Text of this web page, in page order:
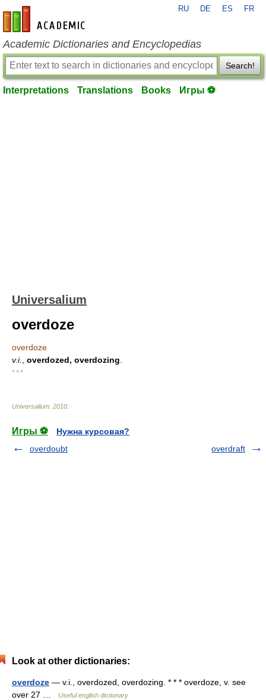
en-academic.com
RU DE ES FR
Academic Dictionaries and Encyclopedias
Search!
Interpretations Translations Books Игры ⚽
Universalium
overdoze
overdoze
v.i.
overdozed, overdozing
* * *
Universalium 2010
Игры ⚽
Нужна курсовая?
overdoubt
overdraft
Look at other dictionaries:
overdoze — v.i., overdozed, overdozing. * * * overdoze, v. see
over 27 …
Useful english dictionary